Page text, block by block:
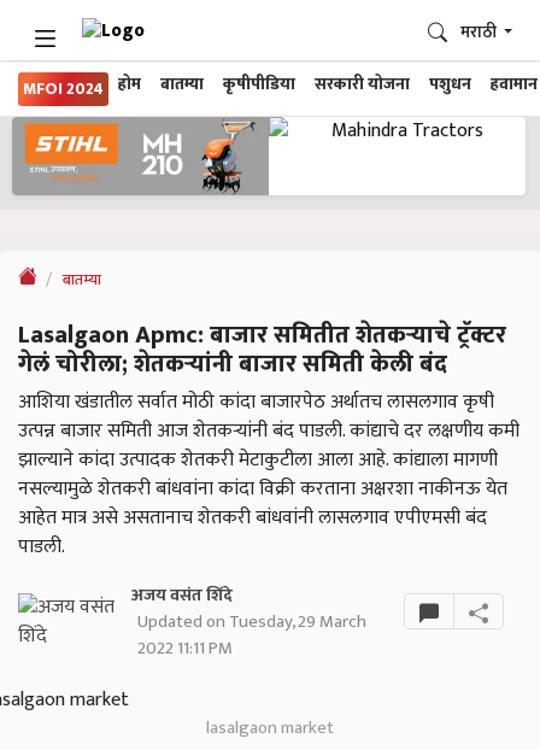
MFOI 2024 होम बातम्या कृषीपीडिया सरकारी योजना पशुधन हवामान
मराठी
बातम्या
Lasalgaon Apmc: बाजार समितीत शेतकऱ्याचे ट्रॅक्टर
गेलं चोरीला; शेतकऱ्यांनी बाजार समिती केली बंद
आशिया खंडातील सर्वात मोठी कांदा बाजारपेठ अर्थातच लासलगाव कृषी
उत्पन्न बाजार समिती आज शेतकऱ्यांनी बंद पाडली. कांद्याचे दर लक्षणीय कमी
झाल्याने कांदा उत्पादक शेतकरी मेटाकुटीला आला आहे. कांद्याला मागणी
नसल्यामुळे शेतकरी बांधवांना कांदा विक्री करताना अक्षरशा नाकीनऊ येत
आहेत मात्र असे असतानाच शेतकरी बांधवांनी लासलगाव एपीएमसी बंद
पाडली.
अजय वसंत शिंदे
Updated on Tuesday, 29 March
2022 11:11 PM
lasalgaon market